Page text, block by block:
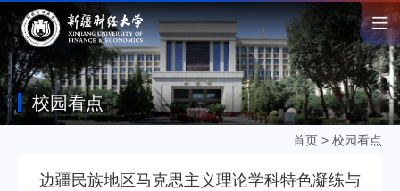
校园看点
首页 > 校园看点
边疆民族地区马克思主义理论学科特色凝练与